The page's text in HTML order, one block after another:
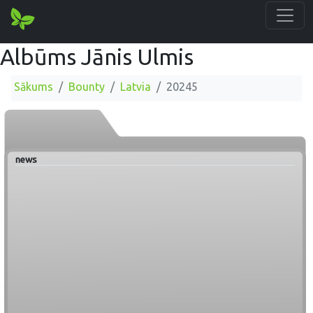
Albūms Jānis Ulmis
Sākums Bounty Latvia 20245
news